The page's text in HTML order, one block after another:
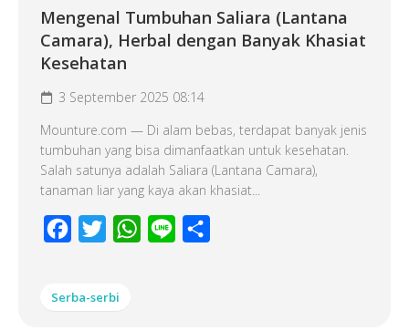
Mengenal Tumbuhan Saliara (Lantana
Camara), Herbal dengan Banyak Khasiat
Kesehatan
3 September 2025 08:14
Mounture.com — Di alam bebas, terdapat banyak jenis
tumbuhan yang bisa dimanfaatkan untuk kesehatan.
Salah satunya adalah Saliara (Lantana Camara),
tanaman liar yang kaya akan khasiat...
Facebook
Twitter WhatsApp
Line
Serba-serbi